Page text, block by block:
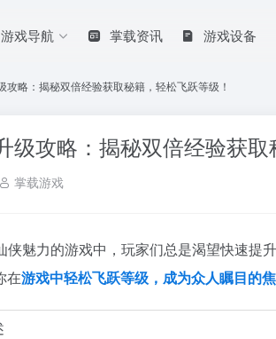
游戏导航 掌载资讯 游戏设备
攻略：揭秘双倍经验获取秘籍，轻松飞跃等级！
级攻略：揭秘双倍经验获
掌载游戏
侠魅力的游戏中，玩家们总是渴望快速提
在游戏中轻松飞跃等级，成为众人瞩目的焦